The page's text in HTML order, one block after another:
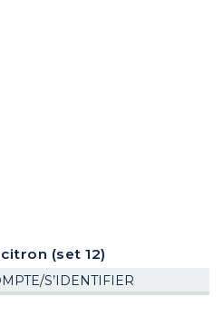
(set 12)
S’IDENTIFIER